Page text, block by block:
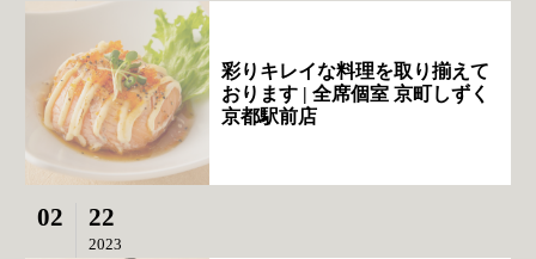
彩りキレイな料理を取り揃えて
おります | 全席個室 京町しずく
京都駅前店
02 22
2023